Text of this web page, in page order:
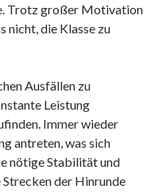
Trotz großer Motivation
nicht, die Klasse zu
Ausfällen zu
Leistung
Immer wieder
antreten, was sich
nötige Stabilität und
der Hinrunde